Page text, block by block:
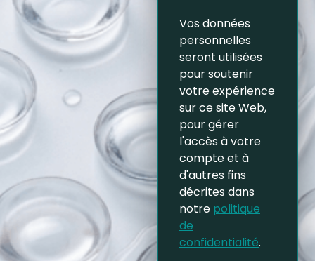
Vos données
personnelles
seront utilisées
pour soutenir
votre expérience
sur ce site Web,
pour gérer
l'accès à votre
compte et à
d'autres fins
décrites dans
notre politique
de
confidentialité.